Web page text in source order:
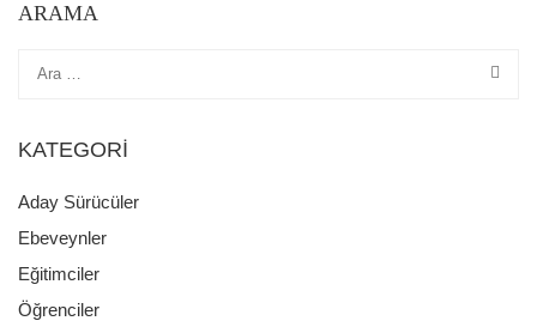
ARAMA
KATEGORI
Aday Sürücüler
Ebeveynler
Eğitimciler
Öğrenciler